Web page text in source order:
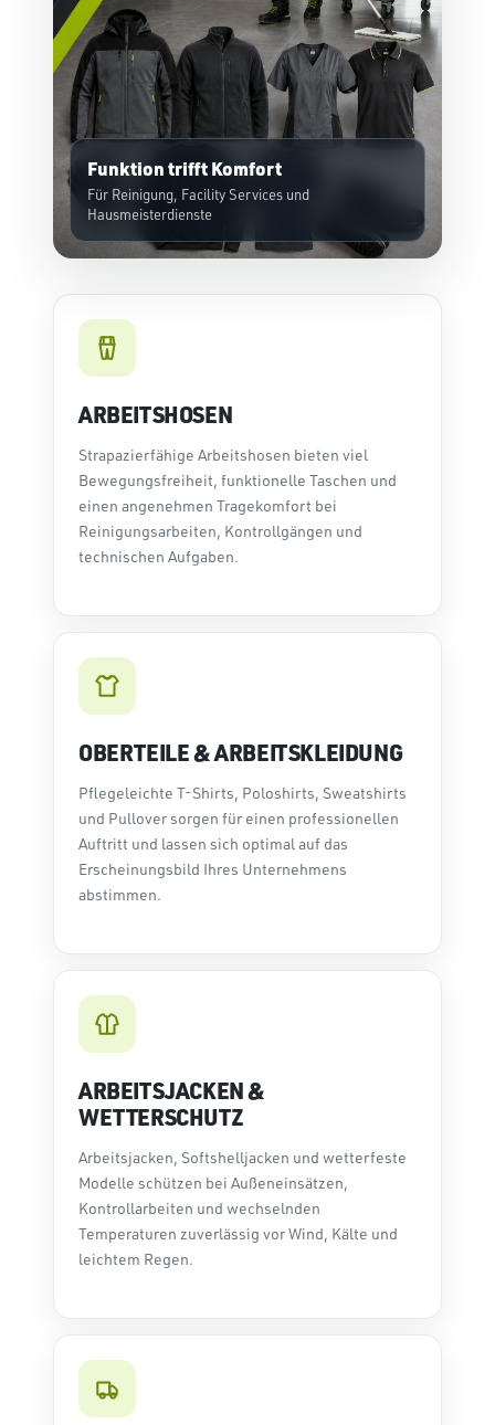
Funktion trifft Komfort
Für Reinigung, Facility Services und
Hausmeisterdienste
ARBEITSHOSEN
Strapazierfähige Arbeitshosen bieten viel
Bewegungsfreiheit, funktionelle Taschen und
einen angenehmen Tragekomfort bei
Reinigungsarbeiten, Kontrollgängen und
technischen Aufgaben.
OBERTEILE & ARBEITSKLEIDUNG
Pflegeleichte T-Shirts, Poloshirts, Sweatshirts
und Pullover sorgen für einen professionellen
Auftritt und lassen sich optimal auf das
Erscheinungsbild Ihres Unternehmens
abstimmen.
ARBEITSJACKEN &
WETTERSCHUTZ
Arbeitsjacken, Softshelljacken und wetterfeste
Modelle schützen bei Außeneinsätzen,
Kontrollarbeiten und wechselnden
Temperaturen zuverlässig vor Wind, Kälte und
leichtem Regen.